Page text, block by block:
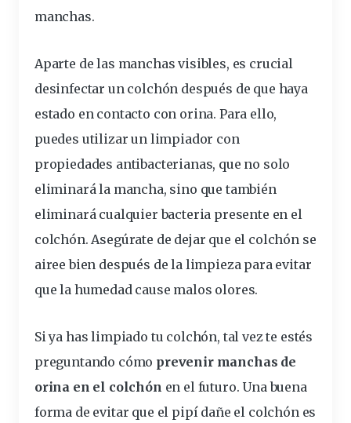
manchas.
Aparte de las manchas visibles, es crucial
desinfectar un colchón después de que haya
estado en contacto con orina. Para ello,
puedes utilizar un limpiador con
propiedades antibacterianas, que no solo
eliminará la mancha, sino que también
eliminará cualquier bacteria presente en el
colchón. Asegúrate de dejar que el colchón se
airee bien después de la limpieza para evitar
que la humedad cause malos olores.
Si ya has limpiado tu colchón, tal vez te estés
preguntando cómo prevenir manchas de
orina en el colchón en el futuro. Una buena
forma de evitar que el pipí dañe el colchón es